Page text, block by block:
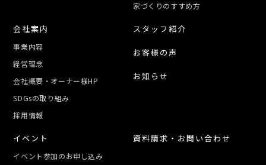
家づくりのすすめ方
会社案内
事業内容
経営理念
会社概要・オーナー様HP
SDGsの取り組み
採用情報
スタッフ紹介
お客様の声
お知らせ
イベント
イベント参加のお申し込み
資料請求・お問い合わせ